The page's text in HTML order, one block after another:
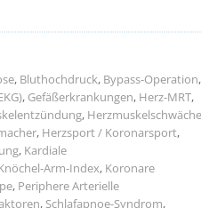
, Bluthochdruck, Bypass-Operation,
, Gefäßerkrankungen, Herz-MRT,
, Herzmuskelschwäche
, Herzsport / Koronarsport,
, Kardiale
Arm-Index, Koronare
, Periphere Arterielle
, Schlafapnoe-Syndrom,